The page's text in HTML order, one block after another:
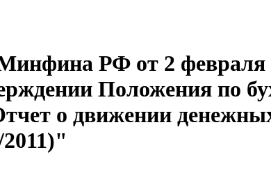
РФ от 2 февраля
Положения по
о движении